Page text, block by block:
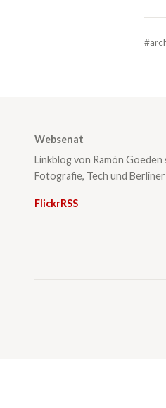
Websenat
Linkblog von Ramón
Fotografie, Tech und
FlickrRSS